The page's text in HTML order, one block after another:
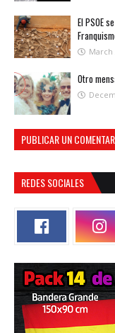
El PSOE
March
Otro
PUBLICAR UN
REDES SOCIALES